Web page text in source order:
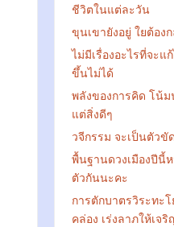
ชีวิตในแต่ละวัน
ขุนเขายังอยู่ ใยต้อง
ไม่มีเรื่องอะไรที่จะ
ขึ้นไม่ได้
พลังของการคิด โน้
แต่สิ่งดีๆ
วจีกรรม จะเป็นตัวขั
พื้นฐานดวงเมืองปีนี้
ตัวกันนะคะ
การตักบาตรวิระทะ
คล่อง เร่งลาภให้เจ